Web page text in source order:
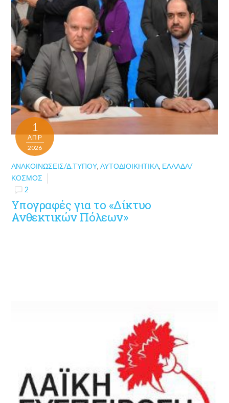
1
ΑΠΡ
2026
ΑΝΑΚΟΙΝΏΣΕΙΣ/Δ.ΤΎΠΟΥ,ΑΥΤΟΔΙΟΙΚΗΤΙΚΆ, ΕΛΛΆΔΑ/
ΚΌΣΜΟΣ
2
Υπογραφές για το «Δίκτυο
Ανθεκτικών Πόλεων»